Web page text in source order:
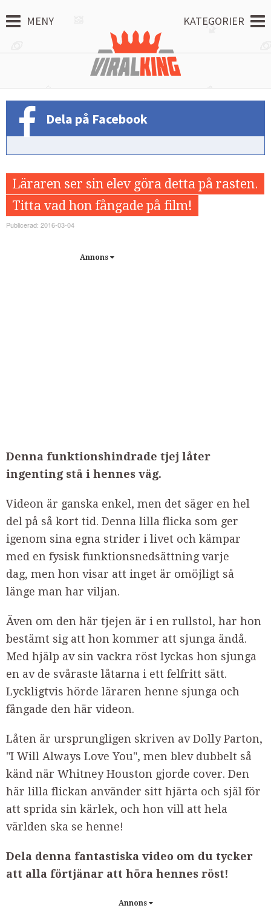
MENY KATEGORIER
Dela på Facebook
Läraren ser sin elev göra detta på rasten.
Titta vad hon fångade på film!
Publicerad: 2016-03-04
Annons
Denna funktionshindrade tjej låter
ingenting stå i hennes väg.
Videon är ganska enkel, men det säger en hel
del på så kort tid. Denna lilla flicka som ger
igenom sina egna strider i livet och kämpar
med en fysisk funktionsnedsättning varje
dag, men hon visar att inget är omöjligt så
länge man har viljan.
Även om den här tjejen är i en rullstol, har hon
bestämt sig att hon kommer att sjunga ändå.
Med hjälp av sin vackra röst lyckas hon sjunga
en av de svåraste låtarna i ett felfritt sätt.
Lyckligtvis hörde läraren henne sjunga och
fångade den här videon.
Låten är ursprungligen skriven av Dolly Parton,
"I Will Always Love You", men blev dubbelt så
känd när Whitney Houston gjorde cover. Den
här lilla flickan använder sitt hjärta och själ för
att sprida sin kärlek, och hon vill att hela
världen ska se henne!
Dela denna fantastiska video om du tycker
att alla förtjänar att höra hennes röst!
Annons